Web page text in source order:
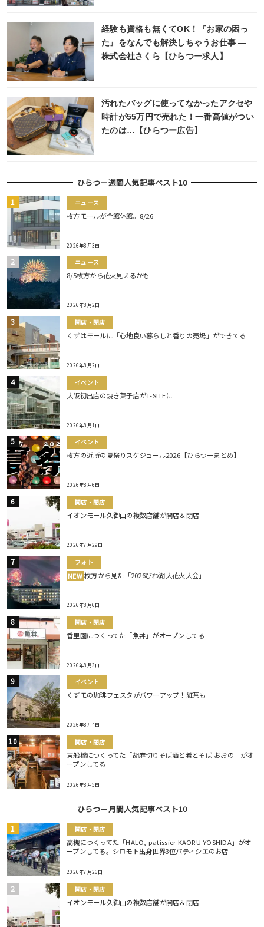
経験も資格も無くてOK！『お家の困っ
た』をなんでも解決しちゃうお仕事 ―
株式会社さくら【ひらつー求人】
汚れたバッグに使ってなかったアクセや
時計が55万円で売れた！一番高値がつい
たのは…【ひらつー広告】
ひらつー週間人気記事ベスト10
ニュース
枚方モールが全館休館。8/26
2026年8月3日
ニュース
8/5枚方から花火見えるかも
2026年8月2日
開店・閉店
くずはモールに「心地良い暮らしと香りの売場」ができてる
2026年8月2日
イベント
大阪初出店の焼き菓子店がT-SITEに
2026年8月1日
イベント
枚方の近所の夏祭りスケジュール2026【ひらつーまとめ】
2026年8月6日
開店・閉店
イオンモール久御山の複数店舗が開店＆閉店
2026年7月29日
フォト
NEW 枚方から見た「2026びわ湖大花火大会」
2026年8月6日
開店・閉店
香里園につくってた「魚丼」がオープンしてる
2026年8月3日
イベント
くずモの珈琲フェスタがパワーアップ！紅茶も
2026年8月4日
開店・閉店
東船橋につくってた「胡麻切りそば酒と肴とそば おおの」がオ
ープンしてる
2026年8月5日
ひらつー月間人気記事ベスト10
開店・閉店
高槻につくってた「HALO, patissier KAORU YOSHIDA」がオ
ープンしてる。シロモト出身世界3位パティシエのお店
2026年7月26日
開店・閉店
イオンモール久御山の複数店舗が開店＆閉店